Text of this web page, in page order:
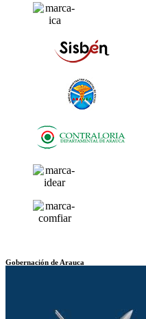
Gobernación de Arauca